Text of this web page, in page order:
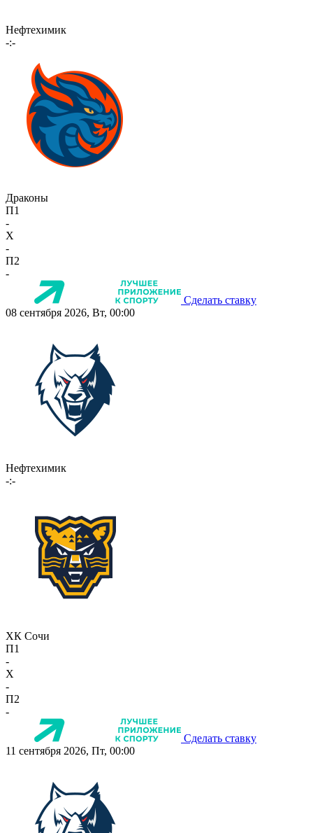
Нефтехимик
-:-
Драконы
П1
-
X
-
П2
-
Сделать ставку
08 сентября 2026, Вт, 00:00
Нефтехимик
-:-
ХК Сочи
П1
-
X
-
П2
-
Сделать ставку
11 сентября 2026, Пт, 00:00